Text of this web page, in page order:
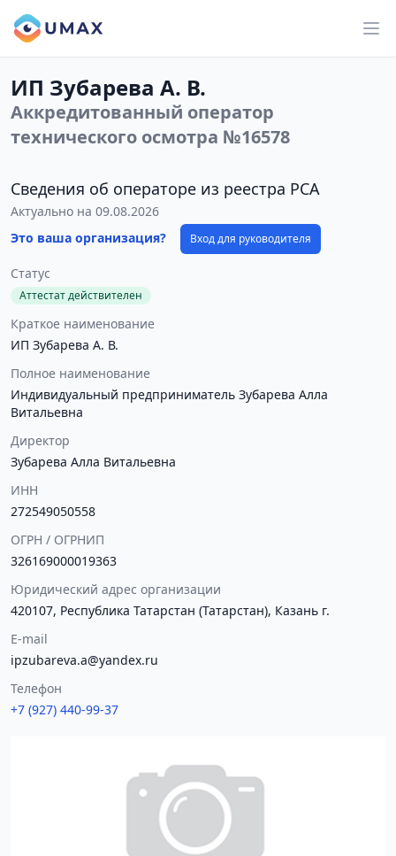
ИП Зубарева А. В.
Аккредитованный оператор
технического осмотра №16578
Сведения об операторе из реестра РСА
Актуально на 09.08.2026
Это ваша организация?
Вход для руководителя
Статус
Аттестат действителен
Краткое наименование
ИП Зубарева А. В.
Полное наименование
Индивидуальный предприниматель Зубарева Алла
Витальевна
Директор
Зубарева Алла Витальевна
ИНН
272549050558
ОГРН / ОГРНИП
326169000019363
Юридический адрес организации
420107, Республика Татарстан (Татарстан), Казань г.
E-mail
ipzubareva.a@yandex.ru
Телефон
+7 (927) 440-99-37